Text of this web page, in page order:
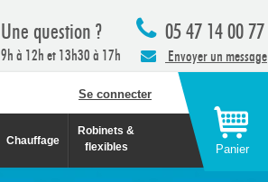
05 47 14 00 77
Envoyer un message
Une question ?
9h à 12h et 13h30 à 17h
Se connecter
Chauffage
Robinets &
flexibles
Panier